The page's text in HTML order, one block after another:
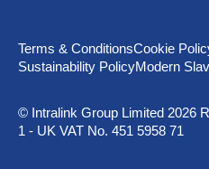
© Intralink Group Limited 2026
1 - UK VAT No. 451 5958 71
Terms & ConditionsCookie
Sustainability PolicyModern